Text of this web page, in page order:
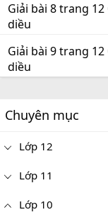
Giải bài 8 trang 12
diều
Giải bài 9 trang 12
diều
Chuyên mục
Lớp 12
Lớp 11
Lớp 10